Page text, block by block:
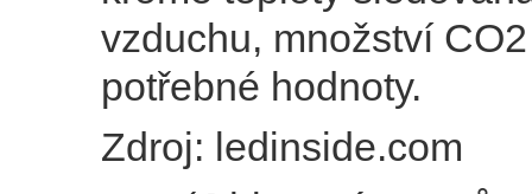
vzduchu, množství
potřebné hodnoty.
Zdroj: ledinside.com